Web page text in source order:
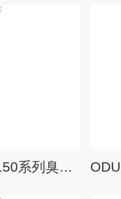
OREC™ DM-150系列臭氧监测器